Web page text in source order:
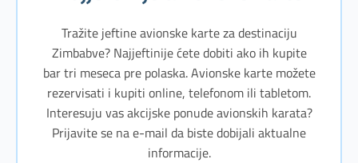
Tražite jeftine avionske karte za destinaciju
Zimbabve? Najjeftinije ćete dobiti ako ih kupite
bar tri meseca pre polaska. Avionske karte možete
rezervisati i kupiti online, telefonom ili tabletom.
Interesuju vas akcijske ponude avionskih karata?
Prijavite se na e-mail da biste dobijali aktualne
informacije.